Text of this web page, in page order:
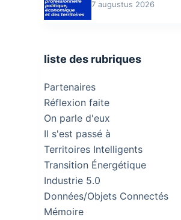
7 augustus 2026
liste des rubriques
Partenaires
Réflexion faite
On parle d'eux
Il s'est passé à
Territoires Intelligents
Transition Énergétique
Industrie 5.0
Données/Objets Connectés
Mémoire